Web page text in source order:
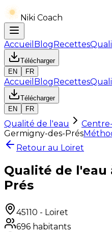
Niki Coach
Accueil BlogRecettes
Télécharger
EN
FR
Accueil BlogRecettes
Télécharger
EN
FR
Qualité de l'eau
Germigny-des-Prés
Retour au Loiret
Qualité de l'eau
Prés
45110 - Loiret
696 habitants